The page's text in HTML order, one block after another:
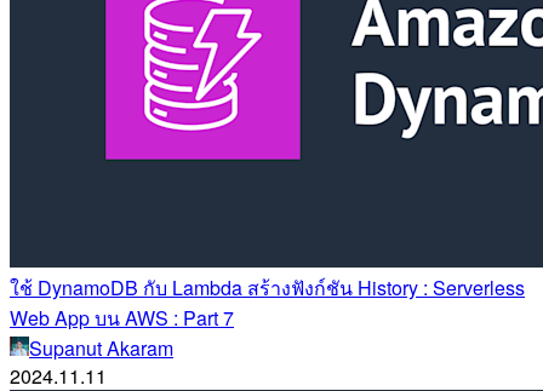
ใช้ DynamoDB กับ Lambda สร้างฟังก์ชัน History : Serverless
Web App บน AWS : Part 7
Supanut Akaram
2024.11.11